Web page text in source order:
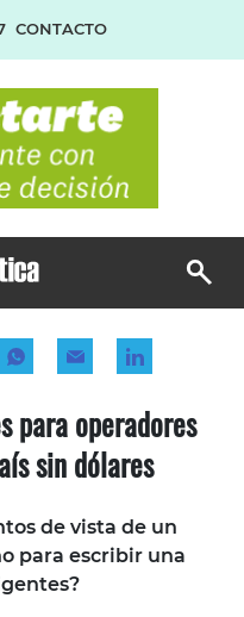
CONTACTO
para operadores
sin dólares
de vista de un
para escribir una